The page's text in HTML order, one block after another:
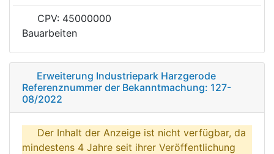
CPV: 45000000
Bauarbeiten
Erweiterung Industriepark Harzgerode
Referenznummer der Bekanntmachung: 127-
08/2022
Der Inhalt der Anzeige ist nicht verfügbar, da
mindestens 4 Jahre seit ihrer Veröffentlichung